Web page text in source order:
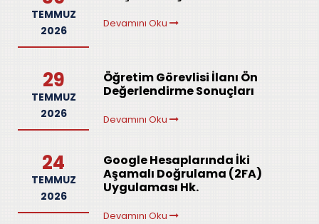
TEMMUZ
2026
Devamını Oku
29
TEMMUZ
2026
Öğretim Görevlisi İlanı Ön
Değerlendirme Sonuçları
Devamını Oku
24
TEMMUZ
2026
Google Hesaplarında İki
Aşamalı Doğrulama (2FA)
Uygulaması Hk.
Devamını Oku